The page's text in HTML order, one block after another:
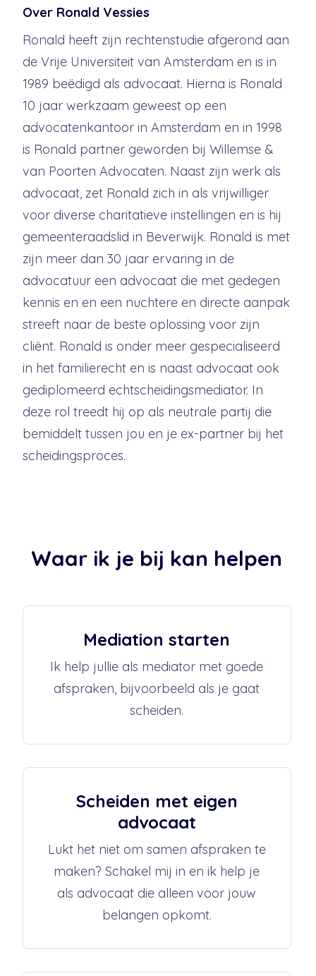
Over Ronald Vessies
Ronald heeft zijn rechtenstudie afgerond aan
de Vrije Universiteit van Amsterdam en is in
1989 beëdigd als advocaat. Hierna is Ronald
10 jaar werkzaam geweest op een
advocatenkantoor in Amsterdam en in 1998
is Ronald partner geworden bij Willemse &
van Poorten Advocaten. Naast zijn werk als
advocaat, zet Ronald zich in als vrijwilliger
voor diverse charitatieve instellingen en is hij
gemeenteraadslid in Beverwijk. Ronald is met
zijn meer dan 30 jaar ervaring in de
advocatuur een advocaat die met gedegen
kennis en en een nuchtere en directe aanpak
streeft naar de beste oplossing voor zijn
cliënt. Ronald is onder meer gespecialiseerd
in het familierecht en is naast advocaat ook
gediplomeerd echtscheidingsmediator. In
deze rol treedt hij op als neutrale partij die
bemiddelt tussen jou en je ex-partner bij het
scheidingsproces.
Waar ik je bij kan helpen
Mediation starten
Ik help jullie als mediator met goede
afspraken, bijvoorbeeld als je gaat
scheiden.
Scheiden met eigen
advocaat
Lukt het niet om samen afspraken te
maken? Schakel mij in en ik help je
als advocaat die alleen voor jouw
belangen opkomt.